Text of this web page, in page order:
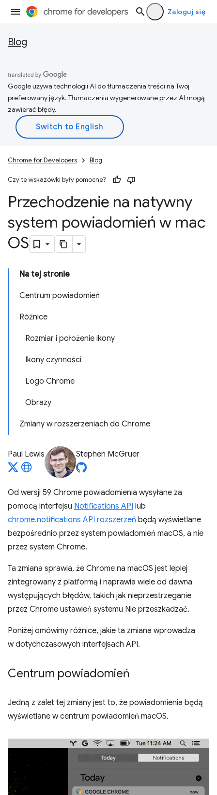
Zaloguj się
Blog
Google używa technologii AI do tłumaczenia treści na Twój
preferowany język. Tłumaczenia wygenerowane przez AI mogą
zawierać błędy.
Chrome for Developers Blog
Czy te wskazówki były pomocne?
Przechodzenie na natywny
system powiadomień w mac
OS
Na tej stronie
Centrum powiadomień
Różnice
Rozmiar i położenie ikony
Ikony czynności
Logo Chrome
Obrazy
Zmiany w rozszerzeniach do Chrome
Paul Lewis Stephen McGruer
Od wersji 59 Chrome powiadomienia wysyłane za
pomocą interfejsu Notifications API lub
chrome.notifications API rozszerzeń będą wyświetlane
bezpośrednio przez system powiadomień macOS, a nie
przez system Chrome.
Ta zmiana sprawia, że Chrome na macOS jest lepiej
zintegrowany z platformą i naprawia wiele od dawna
występujących błędów, takich jak nieprzestrzeganie
przez Chrome ustawień systemu Nie przeszkadzać.
Poniżej omówimy różnice, jakie ta zmiana wprowadza
w dotychczasowych interfejsach API.
Centrum powiadomień
Jedną z zalet tej zmiany jest to, że powiadomienia będą
wyświetlane w centrum powiadomień macOS.